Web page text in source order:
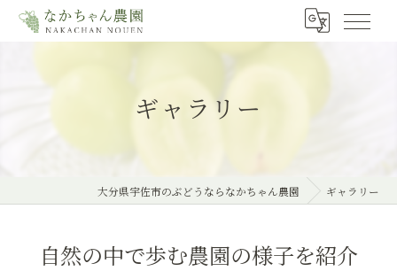
ギャラリー
大分県宇佐市のぶどうならなかちゃん農園 ギャラリー
自然の中で歩む農園の様子を紹介